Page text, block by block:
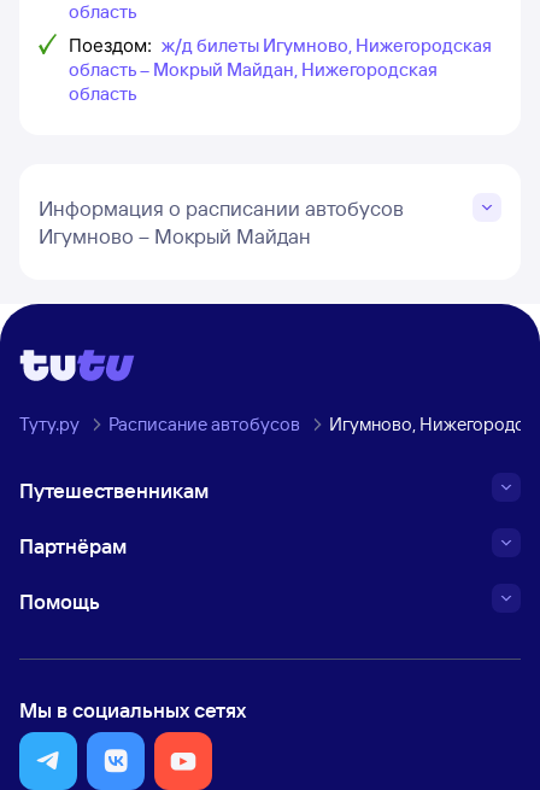
область
Поездом: ж/д билеты Игумново, Нижегородская
область – Мокрый Майдан, Нижегородская
область
Информация о расписании автобусов
Игумново – Мокрый Майдан
Туту.ру Расписание автобусов Игумново,
Путешественникам
Партнёрам
Помощь
Мы в социальных сетях